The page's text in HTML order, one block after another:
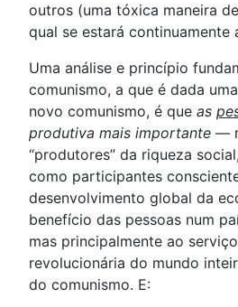
outros (uma tóxica maneira
qual se estará continuamente
Uma análise e princípio
comunismo, a que é dada
novo comunismo, é que as
produtiva mais importante —
“produtores” da riqueza
como participantes
desenvolvimento global da
benefício das pessoas num
mas principalmente ao
revolucionária do mundo
do comunismo. E: